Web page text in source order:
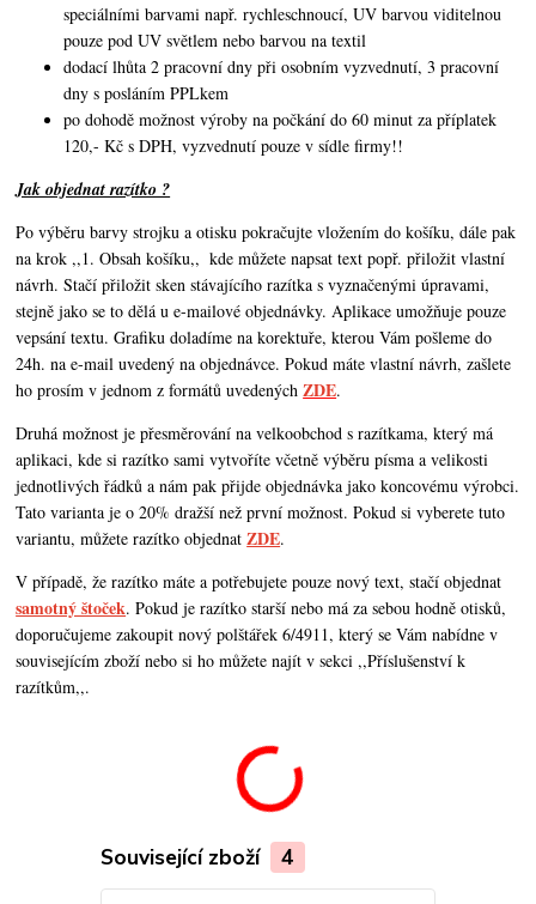
speciálními barvami např. rychleschnoucí, UV barvou viditelnou
pouze pod UV světlem nebo barvou na textil
dodací lhůta 2 pracovní dny při osobním vyzvednutí, 3 pracovní
dny s posláním PPLkem
po dohodě možnost výroby na počkání do 60 minut za příplatek
120,- Kč s DPH, vyzvednutí pouze v sídle firmy!!
Jak objednat razítko ?
Po výběru barvy strojku a otisku pokračujte vložením do košíku, dále pak
na krok ,,1. Obsah košíku,, kde můžete napsat text popř. přiložit vlastní
návrh. Stačí přiložit sken stávajícího razítka s vyznačenými úpravami,
stejně jako se to dělá u e-mailové objednávky. Aplikace umožňuje pouze
vepsání textu. Grafiku doladíme na korektuře, kterou Vám pošleme do
24h. na e-mail uvedený na objednávce. Pokud máte vlastní návrh,zašlete
ho prosím v jednom z formátů uvedenýchZDE.
Druhá možnost je přesměrování na velkoobchod s razítkama, který má
aplikaci, kde si razítko sami vytvoříte včetně výběru písma a velikosti
jednotlivých řádků a nám pak přijde objednávka jako koncovému výrobci.
Tato varianta je o 20% dražší než první možnost. Pokud si vyberete tuto
variantu, můžete razítko objednatZDE.
V případě, že razítko máte a potřebujete pouze nový text, stačí objednat
samotný štoček. Pokud je razítko starší nebo má za sebou hodně otisků,
doporučujeme zakoupit nový polštářek 6/4911, který se Vám nabídne v
souvisejícím zboží nebo si ho můžete najít v sekci ,,Příslušenství k
razítkům,,.
Související zboží 4